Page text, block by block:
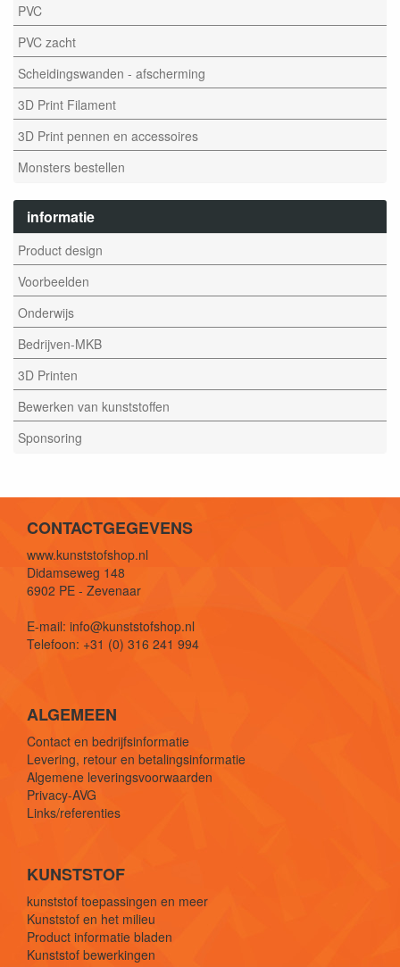
PVC
PVC zacht
Scheidingswanden - afscherming
3D Print Filament
3D Print pennen en accessoires
Monsters bestellen
informatie
Product design
Voorbeelden
Onderwijs
Bedrijven-MKB
3D Printen
Bewerken van kunststoffen
Sponsoring
CONTACTGEGEVENS
www.kunststofshop.nl
Didamseweg 148
6902 PE - Zevenaar
E-mail: info@kunststofshop.nl
Telefoon: +31 (0) 316 241 994
ALGEMEEN
Contact en bedrijfsinformatie
Levering, retour en betalingsinformatie
Algemene leveringsvoorwaarden
Privacy-AVG
Links/referenties
KUNSTSTOF
kunststof toepassingen en meer
Kunststof en het milieu
Product informatie bladen
Kunststof bewerkingen